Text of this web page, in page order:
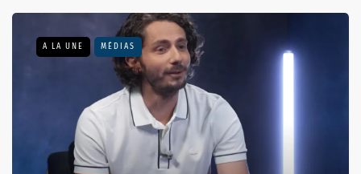
A LA UNE MÉDIAS